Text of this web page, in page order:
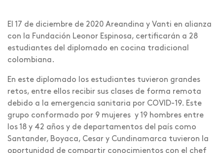
El 17 de diciembre de 2020 Areandina y Vanti en alianza
con la Fundación Leonor Espinosa, certificarán a 28
estudiantes del diplomado en cocina tradicional
colombiana.
En este diplomado los estudiantes tuvieron grandes
retos, entre ellos recibir sus clases de forma remota
debido a la emergencia sanitaria por COVID-19. Este
grupo conformado por 9 mujeres y 19 hombres entre
los 18 y 42 años y de departamentos del país como
Santander, Boyaca, Cesar y Cundinamarca tuvieron la
oportunidad de compartir conocimientos con el chef